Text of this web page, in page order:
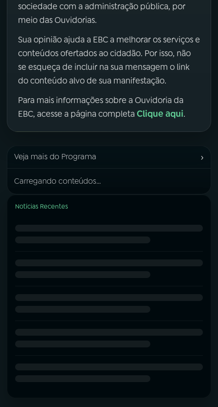
sociedade com a administração pública, por
meio das Ouvidorias.
Sua opinião ajuda a EBC a melhorar os serviços e
conteúdos ofertados ao cidadão. Por isso, não
se esqueça de incluir na sua mensagem o link
do conteúdo alvo de sua manifestação.
Para mais informações sobre a Ouvidoria da
EBC, acesse a página completa Clique aqui.
Veja mais do Programa ›
Carregando conteúdos...
Notícias Recentes